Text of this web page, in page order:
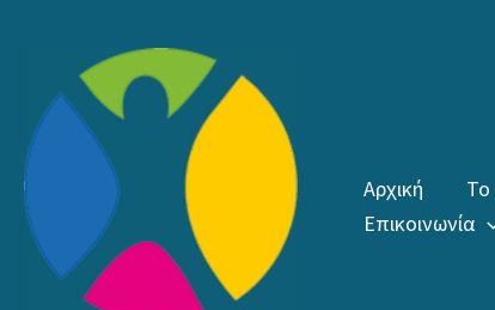
περιεχόμενο
Αρχική
Επικοινωνία